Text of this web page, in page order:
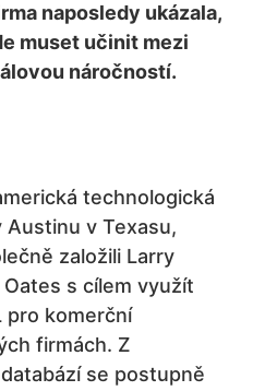
naposledy ukázala,
muset učinit mezi
náročností.
technologická
v Texasu,
založili Larry
Oates s cílem využít
pro komerční
firmách. Z
se postupně